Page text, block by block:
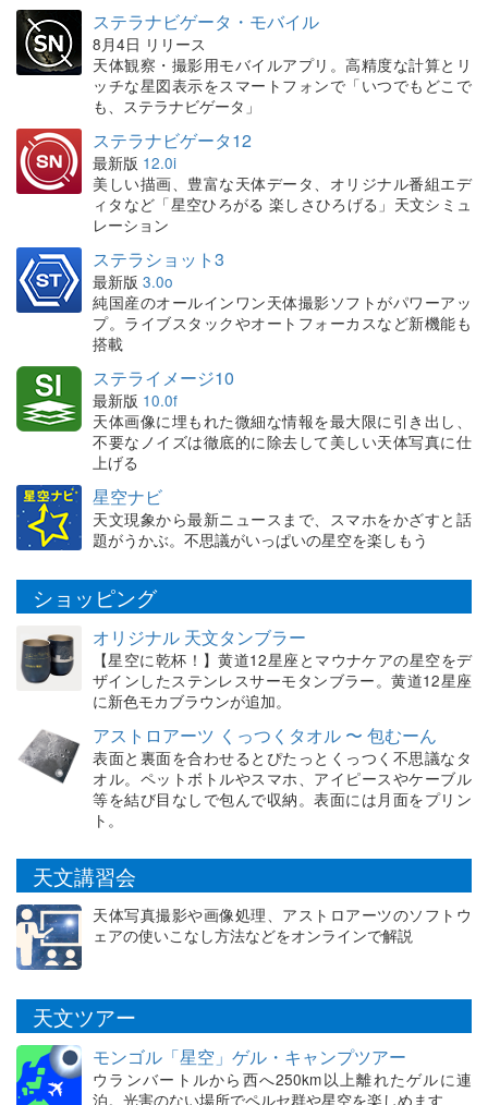
ステラナビゲータ・モバイル
8月4日 リリース
天体観察・撮影用モバイルアプリ。高精度な計算とリ
ッチな星図表示をスマートフォンで「いつでもどこで
も、ステラナビゲータ」
ステラナビゲータ12
最新版 12.0i
美しい描画、豊富な天体データ、オリジナル番組エデ
ィタなど「星空ひろがる 楽しさひろげる」天文シミュ
レーション
ステラショット3
最新版 3.0o
純国産のオールインワン天体撮影ソフトがパワーアッ
プ。ライブスタックやオートフォーカスなど新機能も
搭載
ステライメージ10
最新版 10.0f
天体画像に埋もれた微細な情報を最大限に引き出し、
不要なノイズは徹底的に除去して美しい天体写真に仕
上げる
星空ナビ
天文現象から最新ニュースまで、スマホをかざすと話
題がうかぶ。不思議がいっぱいの星空を楽しもう
ショッピング
オリジナル 天文タンブラー
【星空に乾杯！】黄道12星座とマウナケアの星空をデ
ザインしたステンレスサーモタンブラー。黄道12星座
に新色モカブラウンが追加。
アストロアーツ くっつくタオル 〜 包むーん
表面と裏面を合わせるとぴたっとくっつく不思議なタ
オル。ペットボトルやスマホ、アイピースやケーブル
等を結び目なしで包んで収納。表面には月面をプリン
ト。
天文講習会
天体写真撮影や画像処理、アストロアーツのソフトウ
ェアの使いこなし方法などをオンラインで解説
天文ツアー
モンゴル「星空」ゲル・キャンプツアー
ウランバートルから西へ250km以上離れたゲルに連
泊。光害のない場所でペルセ群や星空を楽しめます